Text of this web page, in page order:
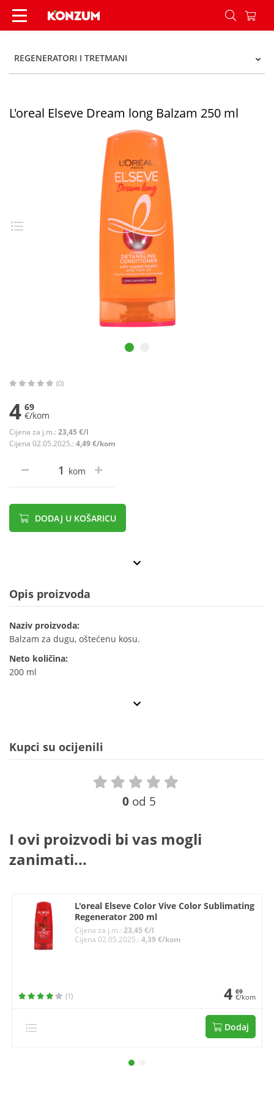
L'oreal Elseve Dream long Balzam 250 ml -
REGENERATORI I TRETMANI
L'oreal Elseve Dream long Balzam 250 ml
(0)
4 69
€/kom
Cijena za j.m.: 23,45 €/l
Cijena 02.05.2025.: 4,49 €/kom
kom
DODAJ U KOŠARICU
Opis proizvoda
Naziv proizvoda:
Balzam za dugu, oštećenu kosu.
Neto količina:
200 ml
Kupci su ocijenili
0 od 5
I ovi proizvodi bi vas mogli
zanimati...
L'oreal Elseve Color Vive Color Sublimating
Regenerator 200 ml
Cijena za j.m.:23,45 €/l
Cijena 02.05.2025.:4,39 €/kom
(1) 4 69
€/kom
Dodaj